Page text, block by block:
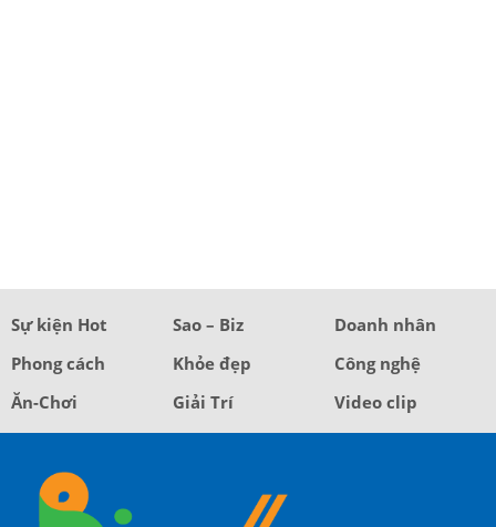
Sự kiện Hot Sao – Biz
Doanh nhân
Phong cách
Khỏe đẹp
Công nghệ
Ăn-Chơi
Giải Trí Video clip